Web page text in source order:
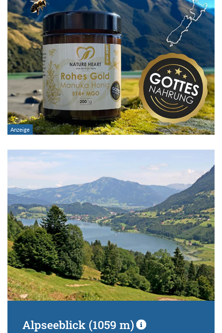
Alpseeblick (1059 m)